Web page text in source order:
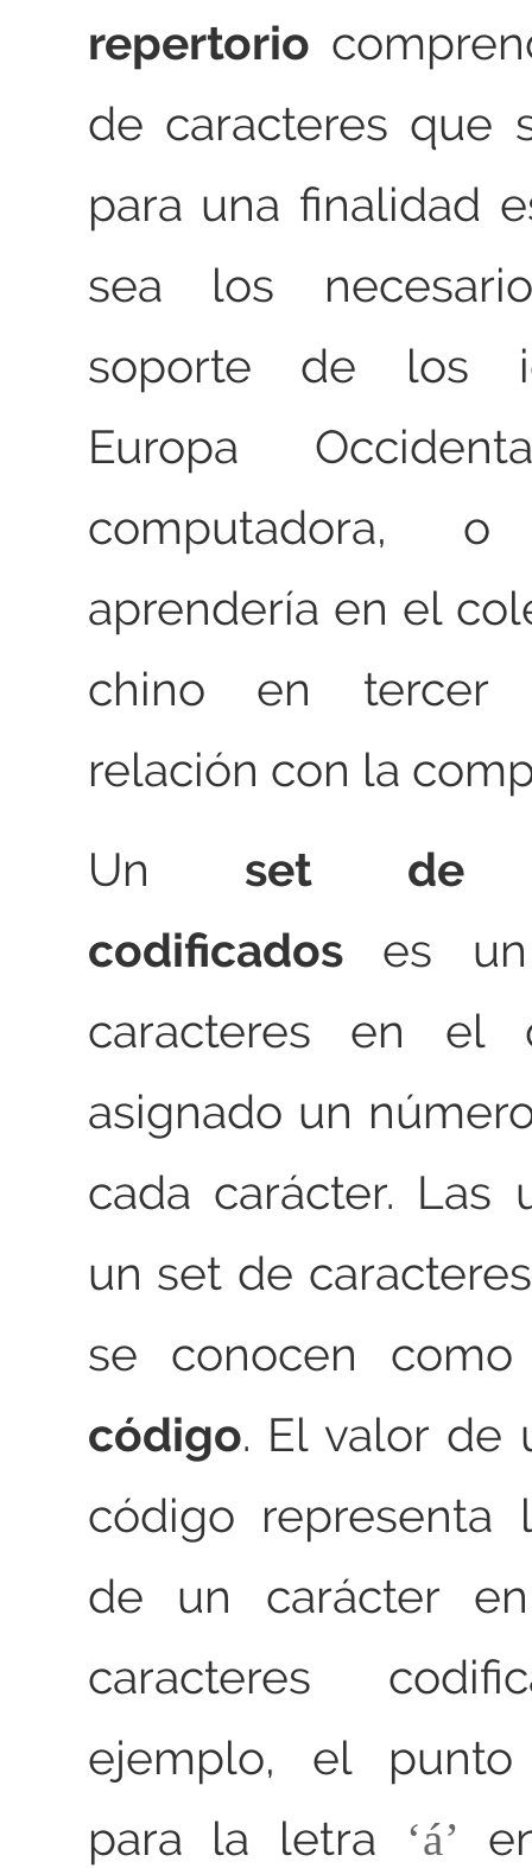
repertorio
de caracteres que
para una finalidad
sea los
soporte de los
Europa
computadora,
aprendería en el
chino en tercer
relación con la
Un set de
codificadoses un
caracteres en el
asignado un
cada carácter. Las
un set de
se conocen
código. El valor de
código representa
de un carácter
caracteres
ejemplo, el
para la letra
á